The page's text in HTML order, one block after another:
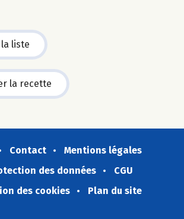
liste
la recette
Contact
Mentions légales
des données
CGU
des cookies
Plan du site